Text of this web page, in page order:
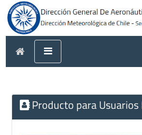
Producto para Usuarios